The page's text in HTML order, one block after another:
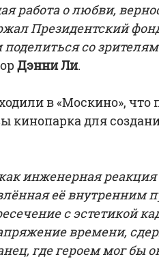
работа о любви,
Президентский
со
Дэнни Ли.
в «Москино», что
кинопарка для
инженерная
её внутренним
с эстетикой
времени,
где героем мог бы